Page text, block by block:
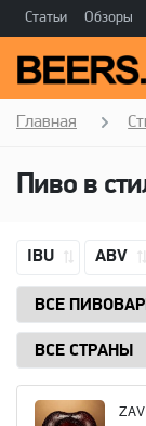
Статьи Обзоры
Главная
Пиво в
IBU ABV